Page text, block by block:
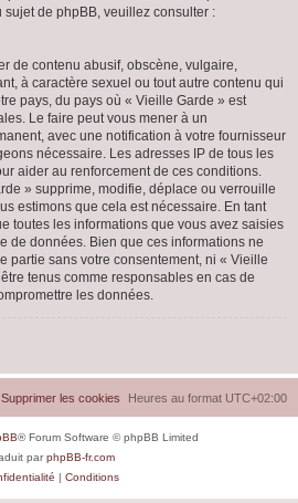
de phpBB, veuillez consulter :
de contenu abusif, obscène, vulgaire,
à caractère sexuel ou tout autre contenu qui
pays, du pays où « Vieille Garde » est
Le faire peut vous mener à un
avec une notification à votre fournisseur
nécessaire. Les adresses IP de tous les
aider au renforcement de ces conditions.
» supprime, modifie, déplace ou verrouille
estimons que cela est nécessaire. En tant
toutes les informations que vous avez saisies
de données. Bien que ces informations ne
partie sans votre consentement, ni « Vieille
tenus comme responsables en cas de
les données.
Heures au format UTC+02:00
Supprimer les cookies
® Forum Software © phpBB Limited
parphpBB-fr.com
| Conditions